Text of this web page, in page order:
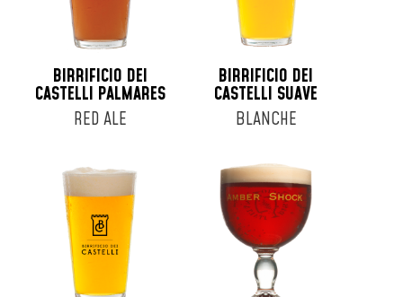
BIRRIFICIO DEI
CASTELLI PALMARES
RED ALE
BIRRIFICIO DEI
CASTELLI SUAVE
BLANCHE